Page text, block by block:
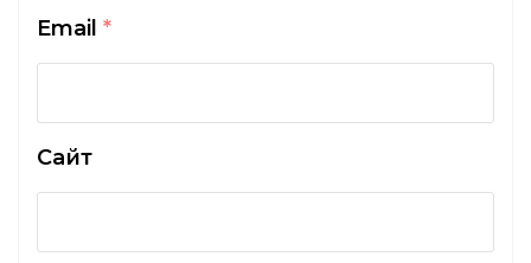
Email *
Сайт